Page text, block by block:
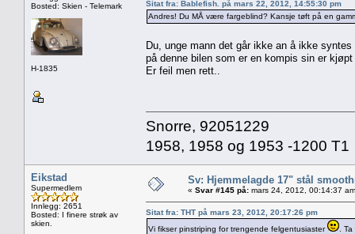
Bosted: Skien - Telemark
H-1835
Sitat fra: Bablefish. på mars 22, 2012, 14:55:30 pm
Andres! Du MÅ være fargeblind? Kansje tøft på en
Du, unge mann det går ikke an å ikke
på denne bilen som er en kompis sin er
Er feil men rett..
Snorre, 92051229
1958, 1958 og 1953 -1200 T1
Eikstad
Supermedlem
Innlegg: 2651
Bosted: I finere strøk av
skien.
Sv: Hjemmelagde 17" stål
« Svar #145 på: mars 24, 2012, 00:14:37
Sitat fra: THT på mars 23, 2012, 20:17:26 pm
Vi fikser pinstriping for trengende felgentusiaster
.